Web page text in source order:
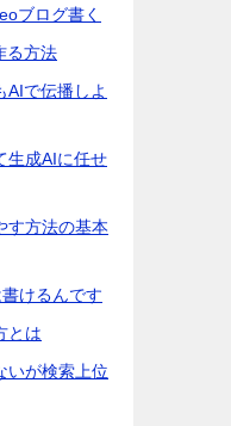
ブログ書く
る方法
AIで伝播しよ
生成AIに任せ
す方法の基本
けるんです
とは
いが検索上位